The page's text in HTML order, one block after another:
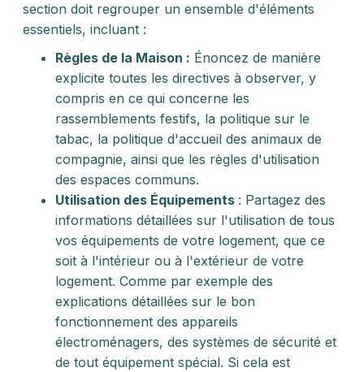
section doit regrouper un ensemble d'éléments
essentiels, incluant :
Règles de la Maison : Énoncez de manière
explicite toutes les directives à observer, y
compris en ce qui concerne les
rassemblements festifs, la politique sur le
tabac, la politique d'accueil des animaux de
compagnie, ainsi que les règles d'utilisation
des espaces communs.
Utilisation des Équipements : Partagez des
informations détaillées sur l'utilisation de tous
vos équipements de votre logement, que ce
soit à l'intérieur ou à l'extérieur de votre
logement. Comme par exemple des
explications détaillées sur le bon
fonctionnement des appareils
électroménagers, des systèmes de sécurité et
de tout équipement spécial. Si cela est